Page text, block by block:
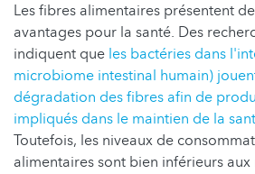
Les fibres alimentaires présentent
avantages pour la santé. Des
indiquent que les bactéries dans
microbiome intestinal humain)
dégradation des fibres afin de
impliqués dans le maintien de la
Toutefois, les niveaux de
alimentaires sont bien inférieurs